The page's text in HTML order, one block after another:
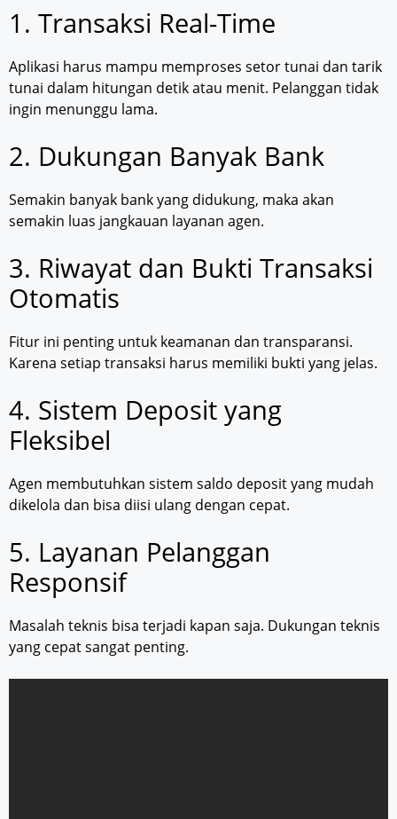
1. Transaksi Real-Time
Aplikasi harus mampu memproses setor tunai dan tarik
tunai dalam hitungan detik atau menit. Pelanggan tidak
ingin menunggu lama.
2. Dukungan Banyak Bank
Semakin banyak bank yang didukung, maka akan
semakin luas jangkauan layanan agen.
3. Riwayat dan Bukti Transaksi
Otomatis
Fitur ini penting untuk keamanan dan transparansi.
Karena setiap transaksi harus memiliki bukti yang jelas.
4. Sistem Deposit yang
Fleksibel
Agen membutuhkan sistem saldo deposit yang mudah
dikelola dan bisa diisi ulang dengan cepat.
5. Layanan Pelanggan
Responsif
Masalah teknis bisa terjadi kapan saja. Dukungan teknis
yang cepat sangat penting.